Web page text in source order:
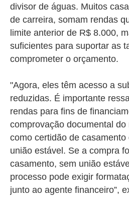
divisor de águas. Muitos
de carreira, somam rendas
limite anterior de R$ 8.000,
suficientes para suportar as
comprometer o orçamento.
"Agora, eles têm acesso a
reduzidas. É importante
rendas para fins de
comprovação documental do
como certidão de
união estável. Se a compra
casamento, sem união
processo pode exigir
junto ao agente financeiro”,